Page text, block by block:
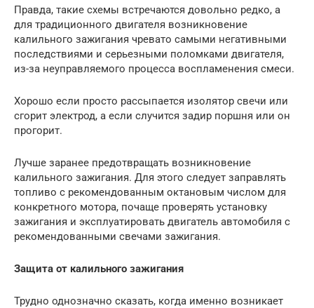
Правда, такие схемы встречаются довольно редко, а
для традиционного двигателя возникновение
калильного зажигания чревато самыми негативными
последствиями и серьезными поломками двигателя,
из-за неуправляемого процесса воспламенения смеси.
Хорошо если просто рассыпается изолятор свечи или
сгорит электрод, а если случится задир поршня или он
прогорит.
Лучше заранее предотвращать возникновение
калильного зажигания. Для этого следует заправлять
топливо с рекомендованным октановым числом для
конкретного мотора, почаще проверять установку
зажигания и эксплуатировать двигатель автомобиля с
рекомендованными свечами зажигания.
Защита от калильного зажигания
Трудно однозначно сказать, когда именно возникает